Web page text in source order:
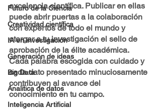
Futuro de la Ciencia
Creatividad científica
IA en investigación
Generación de ideas
Big Data
Analitica de datos
Inteligencia Artificial
excelencia científica. Publicar en ellas
puede abrir puertas a la colaboración
con expertos de todo el mundo y
otorgar a tu investigación el sello de
aprobación de la élite académica.
Cada palabra escogida con cuidado y
cada dato presentado minuciosamente
contribuyen al avance del
conocimiento en tu campo.